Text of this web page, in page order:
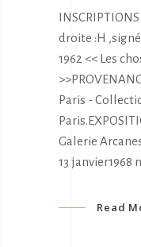
droite :H
1962 << Les
Paris -
Galerie
13 janvier1968
Read